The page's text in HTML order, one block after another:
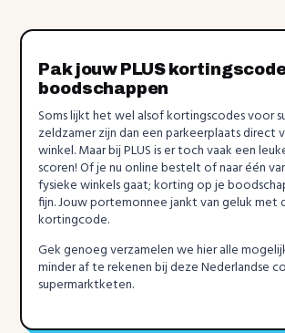
Pak jouw PLUS
boodschappen
Soms lijkt het wel alsof kortingscodes voor
zeldzamer zijn dan een parkeerplaats direct
winkel. Maar bij PLUS is er toch vaak een
scoren! Of je nu online bestelt of naar één
fysieke winkels gaat; korting op je
fijn. Jouw portemonnee jankt van geluk met
kortingcode.
Gek genoeg verzamelen we hier alle
minder af te rekenen bij deze Nederlandse
supermarktketen.